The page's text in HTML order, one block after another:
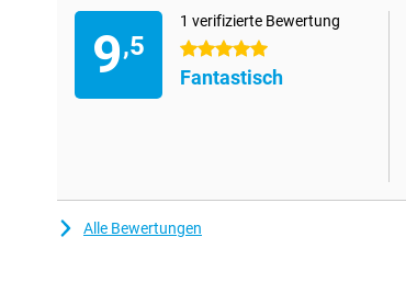
9,5
1 verifizierte Bewertung
5 Sterne
Fantastisch
Alle Bewertungen